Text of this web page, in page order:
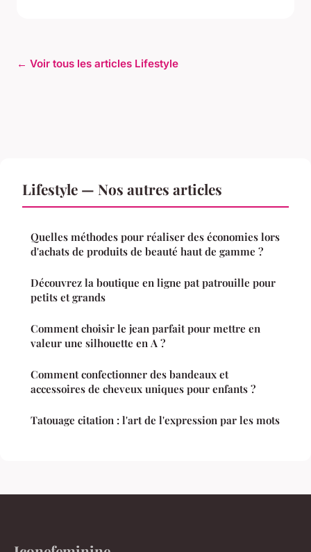
← Voir tous les articles Lifestyle
Lifestyle — Nos autres articles
Quelles méthodes pour réaliser des économies lors
d'achats de produits de beauté haut de gamme ?
Découvrez la boutique en ligne pat patrouille pour
petits et grands
Comment choisir le jean parfait pour mettre en
valeur une silhouette en A ?
Comment confectionner des bandeaux et
accessoires de cheveux uniques pour enfants ?
Tatouage citation : l'art de l'expression par les mots